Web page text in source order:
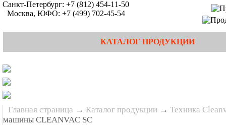
Санкт-Петербург: +7 (812) 454-11-50
Москва, ЮФО: +7 (499) 702-45-54
КАТАЛОГ ПРОДУКЦИИ
Главная страница → Каталог продукции → Техника
машины CLEANVAC SC